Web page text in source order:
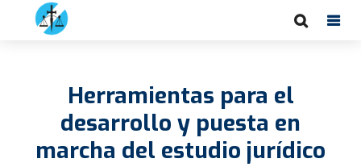
Herramientas para el
desarrollo y puesta en
marcha del estudio jurídico